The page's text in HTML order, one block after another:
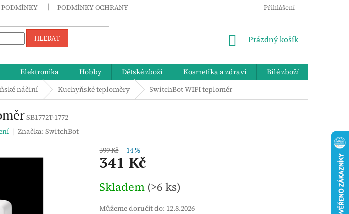
PODMÍNKY OCHRANY OSOBNÍCH ÚDAJŮ ZPĚTNÝ ODBĚR
Přihlášení
HLEDAT
NÁKUPNÍ
Prázdný košík
Elektronika Hobby Dětské zboží Kosmetika a zdraví Bílé zboží
náčiní Kuchyňské teploměry SwitchBot WIFI teploměr
SB1772T-1772
Značka:SwitchBot
399 Kč –14 %
341 Kč
cena:
Skladem (>6 ks)
Můžeme doručit do: 12.8.2026